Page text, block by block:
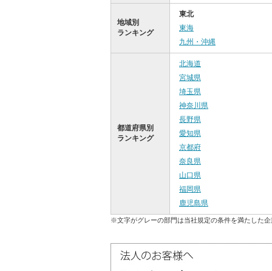
地域別
ランキング
東北
東海
九州・沖縄
都道府県別
ランキング
北海道
宮城県
埼玉県
神奈川県
長野県
愛知県
京都府
奈良県
山口県
福岡県
鹿児島県
※文字がグレーの部門は当社規定の条件を満たした